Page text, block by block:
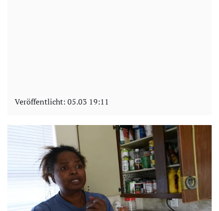
Veröffentlicht: 05.03 19:11